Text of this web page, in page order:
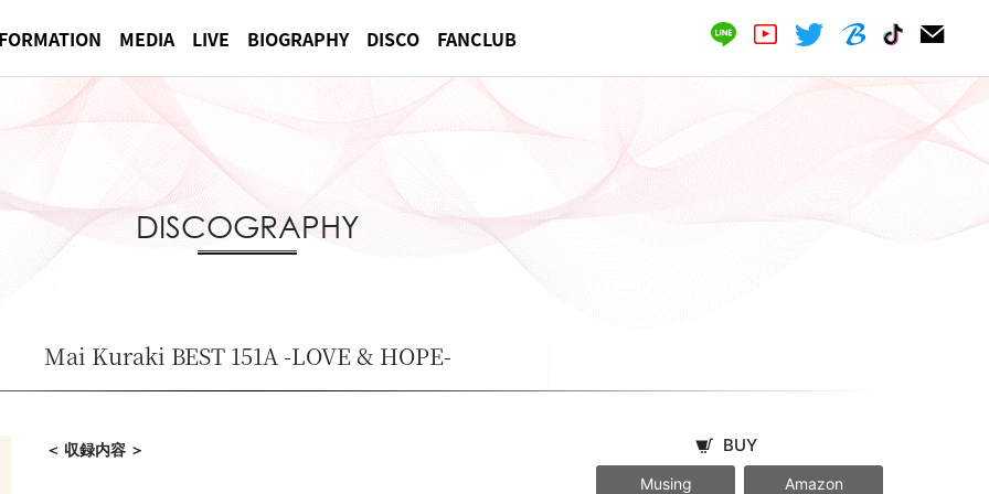
MEDIA LIVE BIOGRAPHY DISCO FANCLUB
DISCOGRAPHY
Mai Kuraki BEST 151A -LOVE & HOPE-
＜ 収録内容 ＞ BUY
Musing Amazon